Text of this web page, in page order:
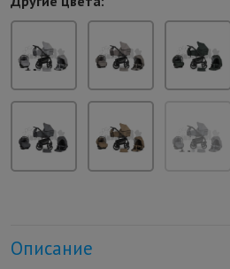
Описание